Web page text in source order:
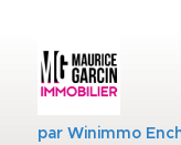
parWinimmo